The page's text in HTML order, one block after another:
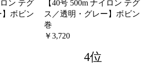
ロン テグ
】ボビン
【40号 500m ナイロン テグ
ス／透明・グレー】ボビン
巻
￥3,720
4位